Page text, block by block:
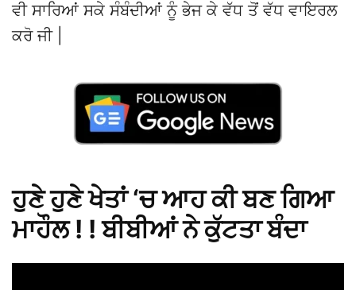
ਵੀ ਸਾਰਿਆਂ ਸਕੇ ਸੰਬੰਦੀਆਂ ਨੂੰ ਭੇਜ ਕੇ ਵੱਧ ਤੋਂ ਵੱਧ ਵਾਇਰਲ
ਕਰੋ ਜੀ |
ਹੁਣੇ ਹੁਣੇ ਖੇਤਾਂ ‘ਚ ਆਹ ਕੀ ਬਣ ਗਿਆ
ਮਾਹੌਲ ! ! ਬੀਬੀਆਂ ਨੇ ਕੁੱਟਤਾ ਬੰਦਾ